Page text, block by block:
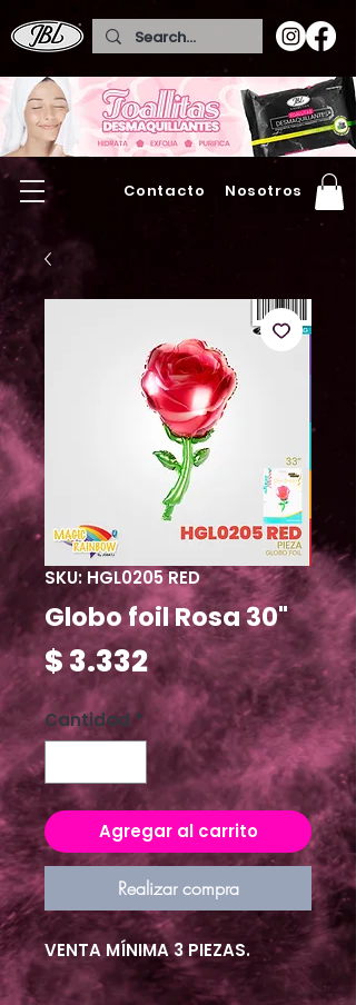
Contacto Nosotros
SKU: HGL0205 RED
Globo foil Rosa 30"
$ 3.332Precio
Cantidad *
Agregar al carrito
Realizar compra
VENTA MÍNIMA 3 PIEZAS.